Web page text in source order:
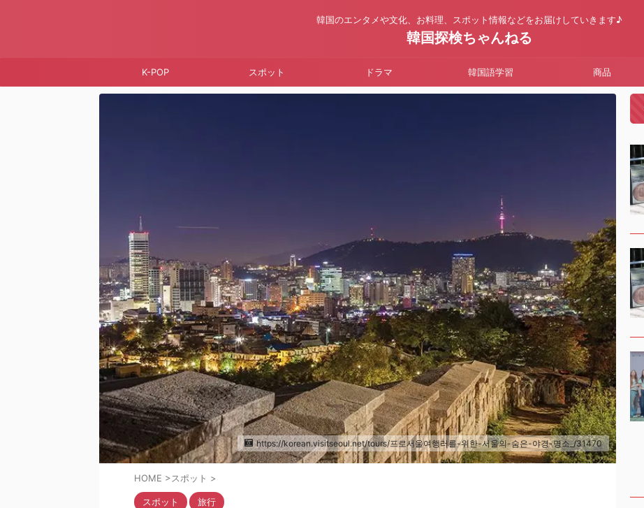
韓国のエンタメや文化、お料理、スポット情報などをお届けしていきます♪
韓国探検ちゃんねる
K-POP スポット ドラマ 韓国語学習 商品
https://korean.visitseoul.net/tours/프로서울여행러를-위한-서울의-숨은-야경-명소_/31470
HOME >スポット >
スポット 旅行